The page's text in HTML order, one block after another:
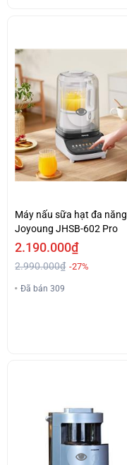
Máy nấu sữa hạt đa năng
Joyoung JHSB-602 Pro
2.190.000₫
2.990.000₫ -27%
Đã bán 309